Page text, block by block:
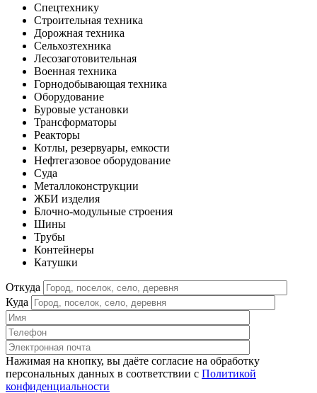
Спецтехнику
Строительная техника
Дорожная техника
Сельхозтехника
Лесозаготовительная
Военная техника
Горнодобывающая техника
Оборудование
Буровые установки
Трансформаторы
Реакторы
Котлы, резервуары, емкости
Нефтегазовое оборудование
Cуда
Металлоконструкции
ЖБИ изделия
Блочно-модульные строения
Шины
Трубы
Контейнеры
Катушки
Откуда
Куда
Нажимая на кнопку, вы даёте согласие на обработку
персональных данных в соответствии c Политикой
конфиденциальности